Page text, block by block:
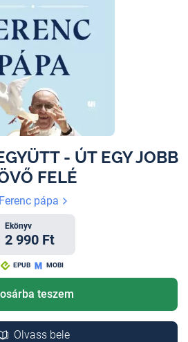
- ÚT EGY JOBB
FELÉ
Ferenc pápa
Ekönyv
2 990 Ft
EPUB MOBI
teszem
Olvass bele